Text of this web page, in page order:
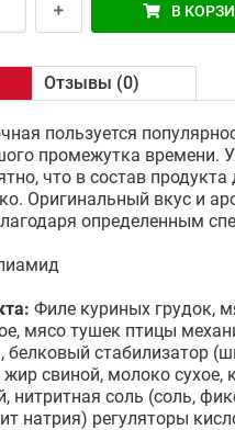
В
Отзывы (0)
пользуется
промежутка времени.
что в состав
Оригинальный вкус и
определенным
Филе куриных грудок,
мясо тушек птицы
белковый стабилизатор
жир свиной, молоко сухое,
нитритная соль (соль,
натрия) регуляторы